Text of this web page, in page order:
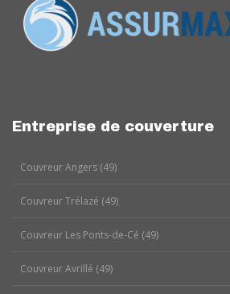
Entreprise de couverture
Couvreur Angers (49)
Couvreur Trélazé (49)
Couvreur Les Ponts-de-Cé (49)
Couvreur Avrillé (49)